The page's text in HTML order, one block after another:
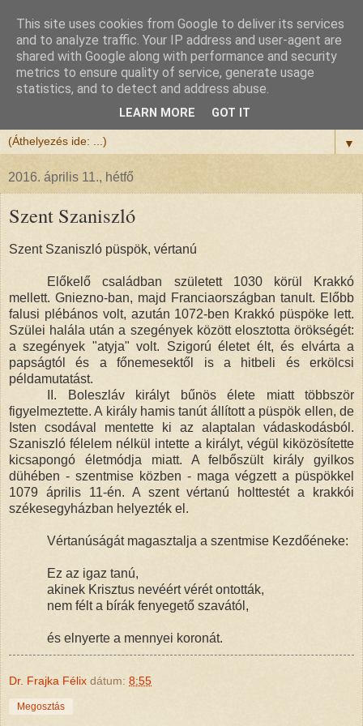
Félix atya
Szeretettel köszöntöm a honlapomra ellátogatót.
▼
2016. április 11., hétfő
Szent Szaniszló
Szent Szaniszló püspök, vértanú
Előkelő családban született 1030 körül Krakkó
mellett. Gniezno-ban, majd Franciaországban tanult. Előbb
falusi plébános volt, azután 1072-ben Krakkó püspöke lett.
Szülei halála után a szegények között elosztotta örökségét:
a szegények "atyja" volt. Szigorú életet élt, és elvárta a
papságtól és a főnemesektől is a hitbeli és erkölcsi
példamutatást.
II. Boleszláv királyt bűnös élete miatt többször
figyelmeztette. A király hamis tanút állított a püspök ellen, de
Isten csodával mentette ki az alaptalan vádaskodásból.
Szaniszló félelem nélkül intette a királyt, végül kiközösítette
kicsapongó életmódja miatt. A felbőszült király gyilkos
dühében - szentmise közben - maga végzett a püspökkel
1079 április 11-én. A szent vértanú holttestét a krakkói
székesegyházban helyezték el.
Vértanúságát magasztalja a szentmise Kezdőéneke:
Ez az igaz tanú,
akinek Krisztus nevéért vérét ontották,
nem félt a bírák fenyegető szavától,
és elnyerte a mennyei koronát.
Dr. Frajka Félix dátum: 8:55
Megosztás
This site uses cookies from Google to deliver its services
and to analyze traffic. Your IP address and user-agent are
shared with Google along with performance and security
metrics to ensure quality of service, generate usage
statistics, and to detect and address abuse.
LEARN MORE GOT IT